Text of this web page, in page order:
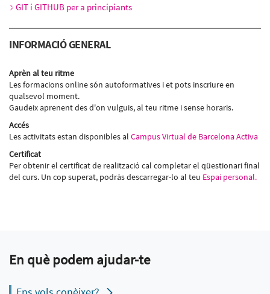
GIT i GITHUB per a principiants
INFORMACIÓ GENERAL
Aprèn al teu ritme
Les formacions online són autoformatives i et pots inscriure en
qualsevol moment.
Gaudeix aprenent des d'on vulguis, al teu ritme i sense horaris.
Accés
Les activitats estan disponibles al Campus Virtual de Barcelona Activa
Certificat
Per obtenir el certificat de realització cal completar el qüestionari final
del curs. Un cop superat, podràs descarregar-lo al teu Espai personal.
En què podem ajudar-te